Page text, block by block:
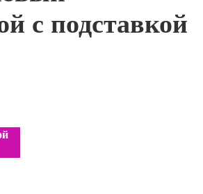
с подставкой